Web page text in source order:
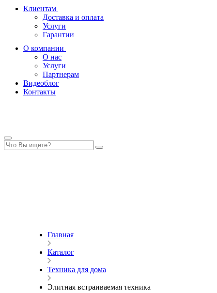
Клиентам
Доставка и оплата
Услуги
Гарантии
О компании
О нас
Услуги
Партнерам
Видеоблог
Контакты
Главная
Каталог
Техника для дома
Элитная встраиваемая техника